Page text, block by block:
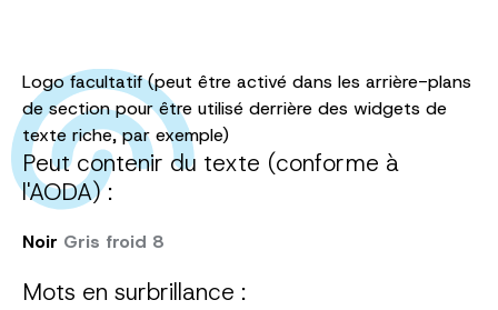
Logo facultatif (peut être activé dans les arrière-plans
de section pour être utilisé derrière des widgets de
texte riche, par exemple)
Peut contenir du texte (conforme à
l'AODA) :
Noir Gris froid 8
Mots en surbrillance :